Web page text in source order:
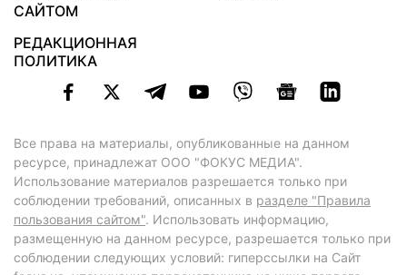
САЙТОМ
РЕДАКЦИОННАЯ
ПОЛИТИКА
Все права на материалы, опубликованные на данном
ресурсе, принадлежат ООО "ФОКУС МЕДИА".
Использование материалов разрешается только при
соблюдении требований, описанных в разделе "Правила
пользования сайтом". Использовать информацию,
размещенную на данном ресурсе, разрешается только при
соблюдении следующих условий: гиперссылки на Сайт